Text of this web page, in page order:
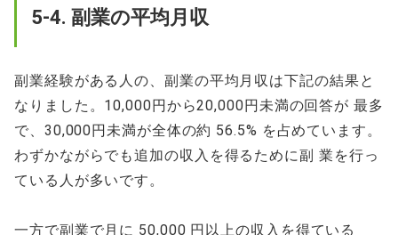
5-4. 副業の平均月収
副業経験がある人の、副業の平均月収は下記の結果と
なりました。10,000円から20,000円未満の回答が 最多
で、30,000円未満が全体の約 56.5% を占めています。
わずかながらでも追加の収入を得るために副 業を行っ
ている人が多いです。
一方で副業で月に 50,000 円以上の収入を得ている